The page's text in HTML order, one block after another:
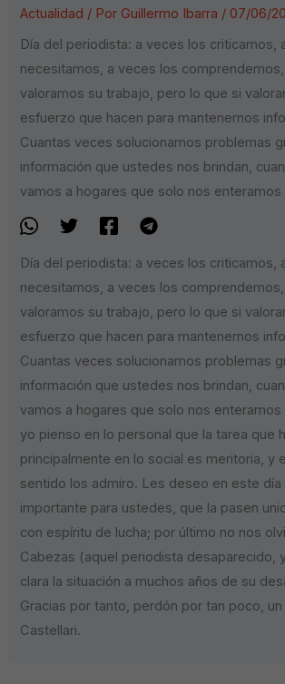
Actualidad / Por Guillermo Ibarra / 07/06/
Día del periodista: a veces los criticamos,
necesitamos, a veces los
valoramos su trabajo, pero lo que si
esfuerzo que hacen para mantenernos
Cuantas veces solucionamos problemas
información que ustedes nos brindan,
vamos a hogares que solo nos
Día del periodista: a veces los criticamos,
necesitamos, a veces los
valoramos su trabajo, pero lo que si
esfuerzo que hacen para mantenernos
Cuantas veces solucionamos problemas
información que ustedes nos brindan,
vamos a hogares que solo nos
yo pienso en lo personal que la tarea que
principalmente en lo social es meritoria, y
sentido los admiro. Les deseo en este día
importante para ustedes, que la pasen
con espíritu de lucha; por último no nos
Cabezas (aquel periodista desaparecido,
clara la situación a muchos años de su
Gracias por tanto, perdón por tan poco,
Castellari.